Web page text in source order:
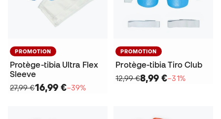
PROMOTION
Protège-tibia Ultra Flex
Sleeve
27,99 €16,99 €−39%
PROMOTION
Protège-tibia Tiro Club
12,99 €8,99 €−31%